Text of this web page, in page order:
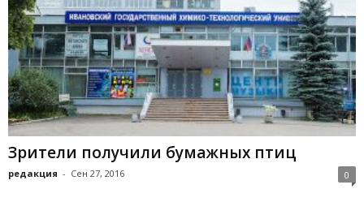
Зрители получили бумажных птиц
редакция - Сен 27, 2016 0